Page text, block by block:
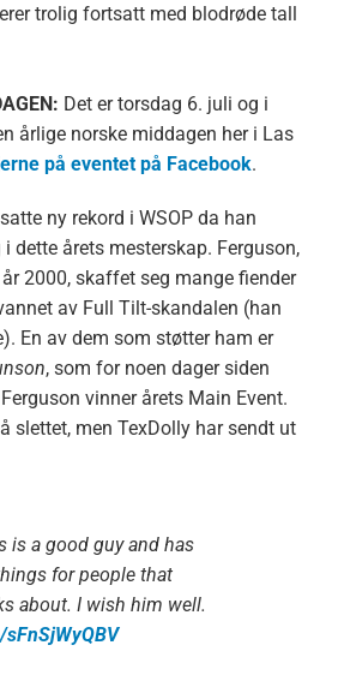
trolig fortsatt med blodrøde tall
Det er torsdag 6. juli og i
årlige norske middagen her i Las
på eventet på Facebook.
ny rekord i WSOP da han
dette årets mesterskap. Ferguson,
2000, skaffet seg mange fiender
av Full Tilt-skandalen (han
En av dem som støtter ham er
, som for noen dager siden
vinner årets Main Event.
slettet, men TexDolly har sendt ut
is a good guy and has
for people that
about. I wish him well.